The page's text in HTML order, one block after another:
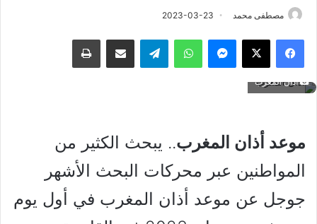
مصطفى محمد 2023-03-23
فيسبوك ‫X ماسنجر واتساب تيلقرام مشاركة عبر البريد طباعة
أذان المغرب
موعد أذان المغرب.. يبحث الكثير من
المواطنين عبر محركات البحث الأشهر
جوجل عن موعد أذان المغرب في أول يوم